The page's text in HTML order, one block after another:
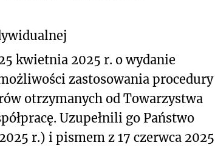
kwietnia 2025 r. o wydanie
zastosowania procedury
otrzymanych od Towarzystwa
Uzupełnili go Państwo
r.) i pismem z 17 czerwca 2025